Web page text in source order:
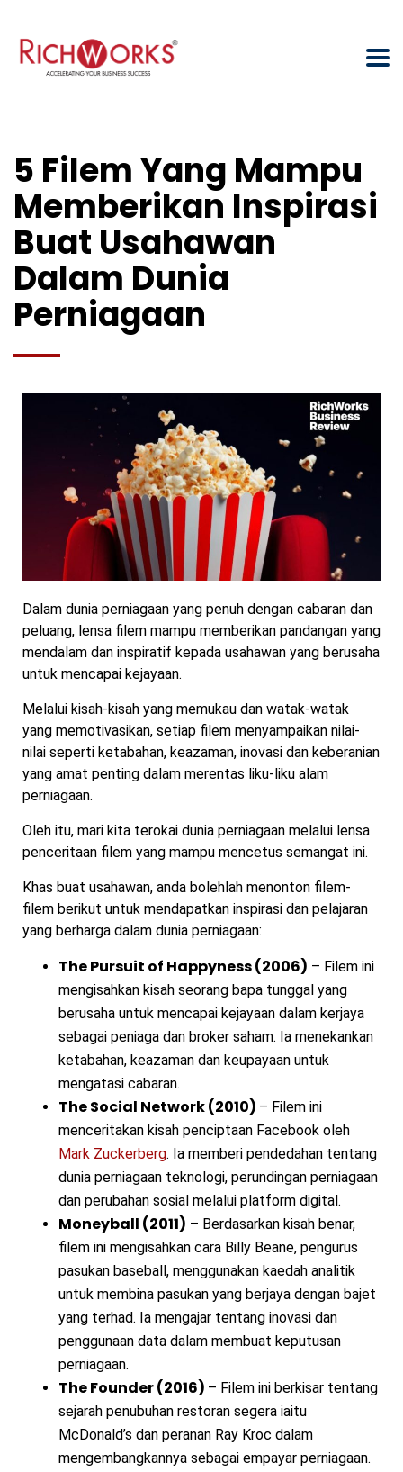
5 Filem Yang Mampu
Memberikan Inspirasi
Buat Usahawan
Dalam Dunia
Perniagaan
Dalam dunia perniagaan yang penuh dengan cabaran dan
peluang, lensa filem mampu memberikan pandangan yang
mendalam dan inspiratif kepada usahawan yang berusaha
untuk mencapai kejayaan.
Melalui kisah-kisah yang memukau dan watak-watak
yang memotivasikan, setiap filem menyampaikan nilai-
nilai seperti ketabahan, keazaman, inovasi dan keberanian
yang amat penting dalam merentas liku-liku alam
perniagaan.
Oleh itu, mari kita terokai dunia perniagaan melalui lensa
penceritaan filem yang mampu mencetus semangat ini.
Khas buat usahawan, anda bolehlah menonton filem-
filem berikut untuk mendapatkan inspirasi dan pelajaran
yang berharga dalam dunia perniagaan:
The Pursuit of Happyness (2006) – Filem ini
mengisahkan kisah seorang bapa tunggal yang
berusaha untuk mencapai kejayaan dalam kerjaya
sebagai peniaga dan broker saham. Ia menekankan
ketabahan, keazaman dan keupayaan untuk
mengatasi cabaran.
The Social Network (2010) – Filem ini
menceritakan kisah penciptaan Facebook oleh
Mark Zuckerberg. Ia memberi pendedahan tentang
dunia perniagaan teknologi, perundingan perniagaan
dan perubahan sosial melalui platform digital.
Moneyball (2011) – Berdasarkan kisah benar,
filem ini mengisahkan cara Billy Beane, pengurus
pasukan baseball, menggunakan kaedah analitik
untuk membina pasukan yang berjaya dengan bajet
yang terhad. Ia mengajar tentang inovasi dan
penggunaan data dalam membuat keputusan
perniagaan.
The Founder (2016) – Filem ini berkisar tentang
sejarah penubuhan restoran segera iaitu
McDonald’s dan peranan Ray Kroc dalam
mengembangkannya sebagai empayar perniagaan.